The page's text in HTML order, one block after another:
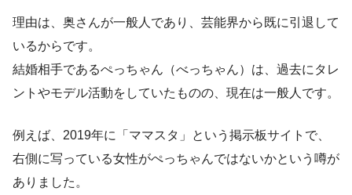
理由は、奥さんが一般人であり、芸能界から既に引退して
いるからです。
結婚相手であるぺっちゃん（べっちゃん）は、過去にタレ
ントやモデル活動をしていたものの、現在は一般人です。
例えば、2019年に「ママスタ」という掲示板サイトで、
右側に写っている女性がぺっちゃんではないかという噂が
ありました。